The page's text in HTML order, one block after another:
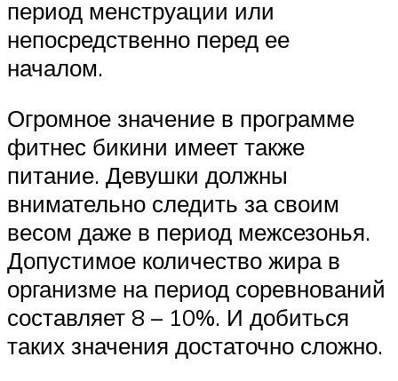
период менструации или
непосредственно перед ее
началом.
Огромное значение в программе
фитнес бикини имеет также
питание. Девушки должны
внимательно следить за своим
весом даже в период межсезонья.
Допустимое количество жира в
организме на период соревнований
составляет 8 – 10%. И добиться
таких значения достаточно сложно.